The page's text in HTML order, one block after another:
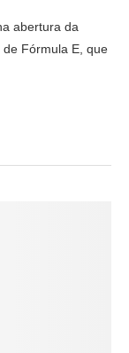
abertura da
Fórmula E, que